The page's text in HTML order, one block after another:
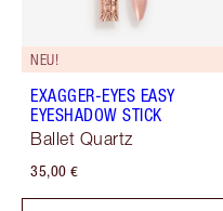
NEU!
EXAGGER-EYES EASY
EYESHADOW STICK
Ballet Quartz
35,00 €